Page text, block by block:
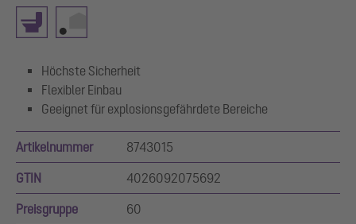
Höchste Sicherheit
Flexibler Einbau
Geeignet für explosionsgefährdete Bereiche
Artikelnummer 8743015
GTIN 4026092075692
Preisgruppe 60